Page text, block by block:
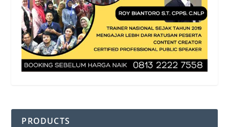
PRODUCTS